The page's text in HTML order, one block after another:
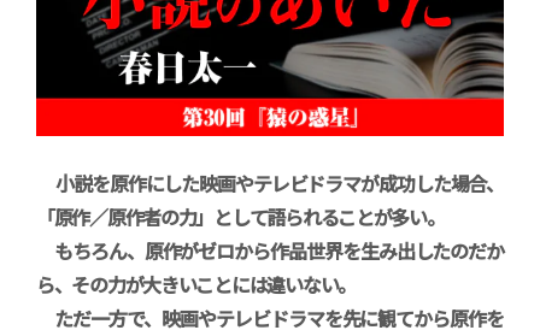
小説を原作にした映画やテレビドラマが成功した場合、
「原作／原作者の力」として語られることが多い。
もちろん、原作がゼロから作品世界を生み出したのだか
ら、その力が大きいことには違いない。
ただ一方で、映画やテレビドラマを先に観てから原作を